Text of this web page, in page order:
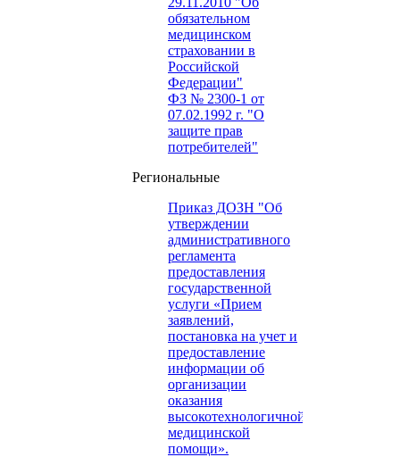
обязательном
медицинском
страховании в
Российской
Федерации"
ФЗ № 2300-1 от
07.02.1992 г. "О
защите прав
потребителей"
Региональные
Приказ ДОЗН "Об
утверждении
административного
регламента
предоставления
государственной
услуги «Прием
заявлений,
постановка на учет и
предоставление
информации об
организации
оказания
высокотехнологичной
медицинской
помощи».